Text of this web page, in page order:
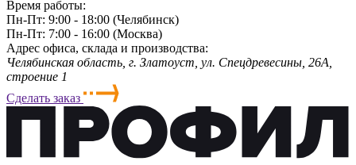
Время работы:
Пн-Пт: 9:00 - 18:00 (Челябинск)
Пн-Пт: 7:00 - 16:00 (Москва)
Адрес офиса, склада и производства:
Челябинская область, г. Злaтoycт, ул. Спецдревесины, 26А,
строение 1
Сделать заказ